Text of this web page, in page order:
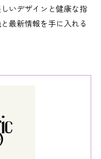
いデザインと健康な指
最新情報を手に入れる